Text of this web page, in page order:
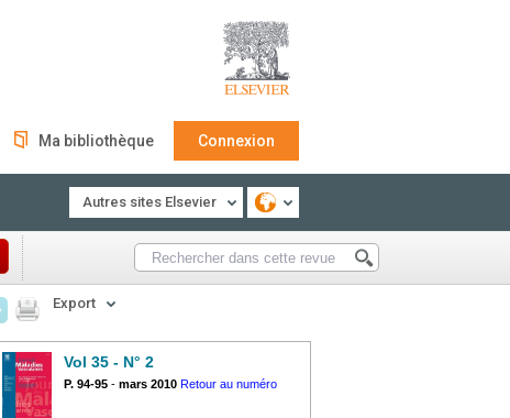
Ma bibliothèque Connexion
Autres sites Elsevier
Export
Vol 35 - N° 2
P. 94-95 - mars 2010 Retour au numéro